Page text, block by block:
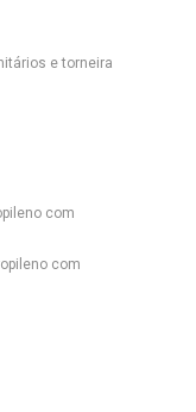
e torneira
com
com